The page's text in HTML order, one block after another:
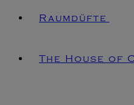
Raumdüfte
The House of